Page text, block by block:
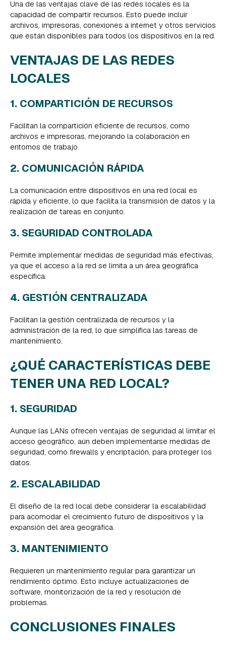
Una de las ventajas clave de las redes locales es la
capacidad de compartir recursos. Esto puede incluir
archivos, impresoras, conexiones a internet y otros servicios
que están disponibles para todos los dispositivos en la red.
VENTAJAS DE LAS REDES
LOCALES
1. COMPARTICIÓN DE RECURSOS
Facilitan la compartición eficiente de recursos, como
archivos e impresoras, mejorando la colaboración en
entornos de trabajo.
2. COMUNICACIÓN RÁPIDA
La comunicación entre dispositivos en una red local es
rápida y eficiente, lo que facilita la transmisión de datos y la
realización de tareas en conjunto.
3. SEGURIDAD CONTROLADA
Permite implementar medidas de seguridad más efectivas,
ya que el acceso a la red se limita a un área geográfica
específica.
4. GESTIÓN CENTRALIZADA
Facilitan la gestión centralizada de recursos y la
administración de la red, lo que simplifica las tareas de
mantenimiento.
¿QUÉ CARACTERÍSTICAS DEBE
TENER UNA RED LOCAL?
1. SEGURIDAD
Aunque las LANs ofrecen ventajas de seguridad al limitar el
acceso geográfico, aún deben implementarse medidas de
seguridad, como firewalls y encriptación, para proteger los
datos.
2. ESCALABILIDAD
El diseño de la red local debe considerar la escalabilidad
para acomodar el crecimiento futuro de dispositivos y la
expansión del área geográfica.
3. MANTENIMIENTO
Requieren un mantenimiento regular para garantizar un
rendimiento óptimo. Esto incluye actualizaciones de
software, monitorización de la red y resolución de
problemas.
CONCLUSIONES FINALES